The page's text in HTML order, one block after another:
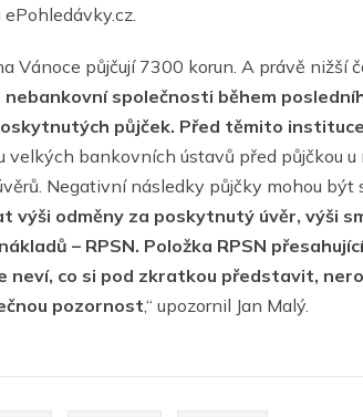
Vánoce půjčují 7300 korun. A právě
společnosti během
půjček. Před těmito
velkých bankovních ústavů před půjčkou
Negativní následky půjčky mohou být
výši odměny za poskytnutý úvěr, výši
– RPSN. Položka RPSN
neví, co si pod zkratkou představit,
pozornost,“ upozornil Jan Malý.